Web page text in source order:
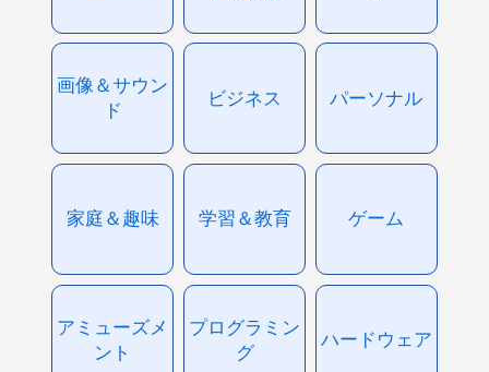
画像＆サウン
ド
ビジネス パーソナル
家庭＆趣味 学習＆教育 ゲーム
アミューズメ
ント
プログラミン
グ
ハードウェア